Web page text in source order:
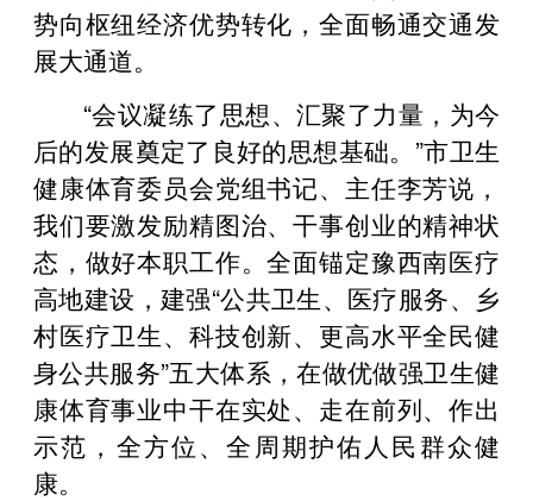
势向枢纽经济优势转化，全面畅通交通发
展大通道。
“会议凝练了思想、汇聚了力量，为今
后的发展奠定了良好的思想基础。”市卫生
健康体育委员会党组书记、主任李芳说，
我们要激发励精图治、干事创业的精神状
态，做好本职工作。全面锚定豫西南医疗
高地建设，建强“公共卫生、医疗服务、乡
村医疗卫生、科技创新、更高水平全民健
身公共服务”五大体系，在做优做强卫生健
康体育事业中干在实处、走在前列、作出
示范，全方位、全周期护佑人民群众健
康。